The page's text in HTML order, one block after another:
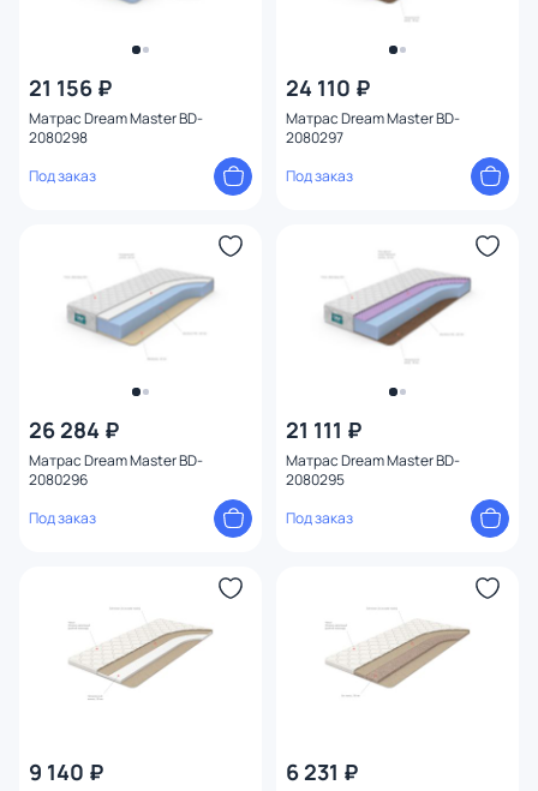
21 156 ₽
Матрас Dream Master BD-
2080298
Под заказ
24 110 ₽
Матрас Dream Master BD-
2080297
Под заказ
26 284 ₽
Матрас Dream Master BD-
2080296
Под заказ
21 111 ₽
Матрас Dream Master BD-
2080295
Под заказ
9 140 ₽ 6 231 ₽